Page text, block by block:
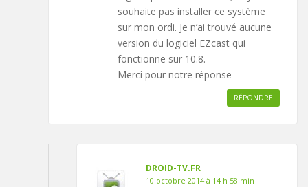
souhaite pas installer ce système
sur mon ordi. Je n’ai trouvé aucune
version du logiciel EZcast qui
fonctionne sur 10.8.
Merci pour notre réponse
RÉPONDRE
DROID-TV.FR
10 octobre 2014 à 14 h 58 min